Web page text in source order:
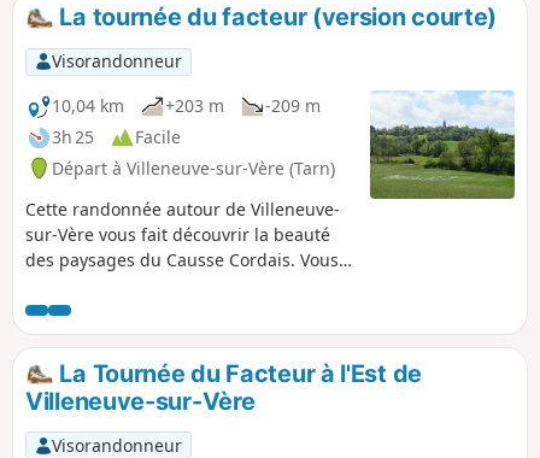
La tournée du facteur (version courte)
Visorandonneur
10,04 km
+203 m
-209 m
3h 25
Facile
Départ à Villeneuve-sur-Vère (Tarn)
Cette randonnée autour de Villeneuve-
sur-Vère vous fait découvrir la beauté
des paysages du Causse Cordais. Vous
champs de céréales et vignes à
proximité de producteurs locaux :
lentilles, huile, eaux de vie et vins de
Gaillac.La Tournée du Facteur à l'Est de
Villeneuve-sur-Vère
Visorandonneur